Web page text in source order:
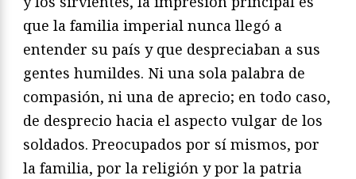
que la familia imperial nunca llegó a
entender su país y que despreciaban a sus
gentes humildes. Ni una sola palabra de
compasión, ni una de aprecio; en todo caso,
de desprecio hacia el aspecto vulgar de los
soldados. Preocupados por sí mismos, por
la familia, por la religión y por la patria